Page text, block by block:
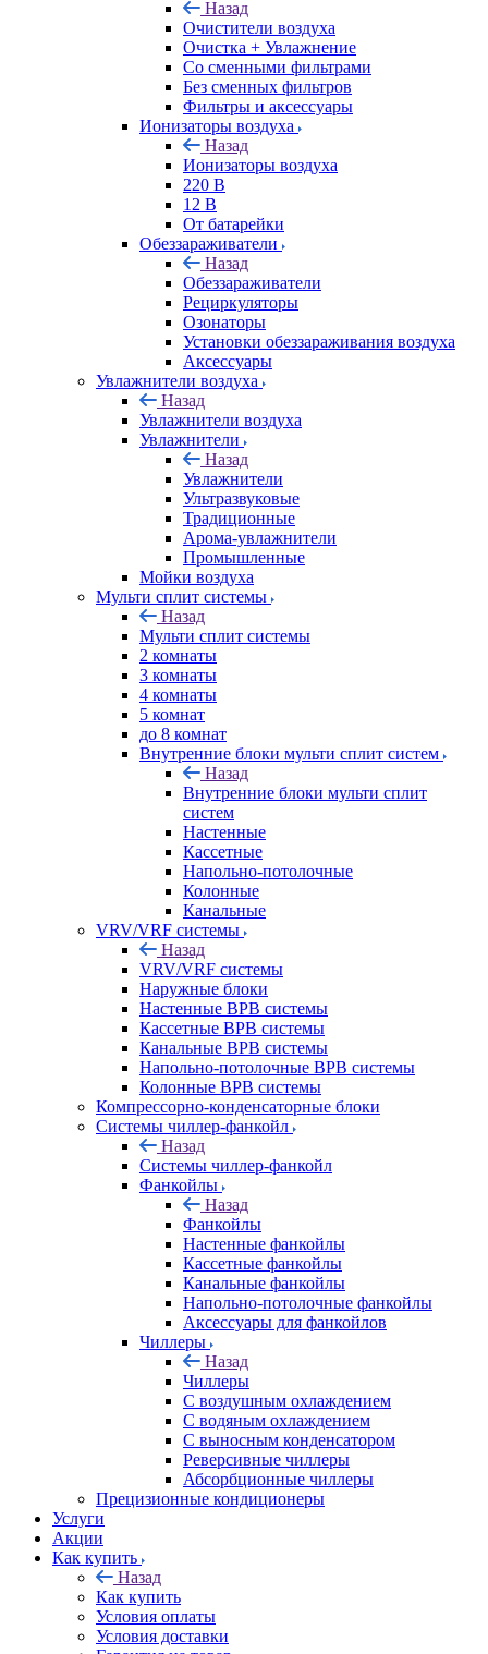
Назад
Очистители воздуха
Очистка + Увлажнение
Cо сменными фильтрами
Без сменных фильтров
Фильтры и аксессуары
Ионизаторы воздуха
Назад
Ионизаторы воздуха
220 В
12 В
От батарейки
Обеззараживатели
Назад
Обеззараживатели
Рециркуляторы
Озонаторы
Установки обеззараживания воздуха
Аксессуары
Увлажнители воздуха
Назад
Увлажнители воздуха
Увлажнители
Назад
Увлажнители
Ультразвуковые
Традиционные
Арома-увлажнители
Промышленные
Мойки воздуха
Мульти сплит системы
Назад
Мульти сплит системы
2 комнаты
3 комнаты
4 комнаты
5 комнат
до 8 комнат
Внутренние блоки мульти сплит систем
Назад
Внутренние блоки мульти сплит
систем
Настенные
Кассетные
Напольно-потолочные
Колонные
Канальные
VRV/VRF системы
Назад
VRV/VRF системы
Наружные блоки
Настенные ВРВ системы
Кассетные ВРВ системы
Канальные ВРВ системы
Напольно-потолочные ВРВ системы
Колонные ВРВ системы
Компрессорно-конденсаторные блоки
Системы чиллер-фанкойл
Назад
Системы чиллер-фанкойл
Фанкойлы
Назад
Фанкойлы
Настенные фанкойлы
Кассетные фанкойлы
Канальные фанкойлы
Напольно-потолочные фанкойлы
Аксессуары для фанкойлов
Чиллеры
Назад
Чиллеры
С воздушным охлаждением
С водяным охлаждением
С выносным конденсатором
Реверсивные чиллеры
Абсорбционные чиллеры
Прецизионные кондиционеры
Услуги
Акции
Как купить
Назад
Как купить
Условия оплаты
Условия доставки